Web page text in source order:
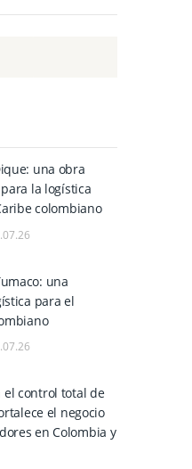
una obra
la logística
colombiano
una
para el
el control total de
el negocio
en Colombia y